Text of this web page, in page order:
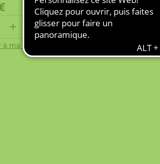
PANIER
ma wishlist